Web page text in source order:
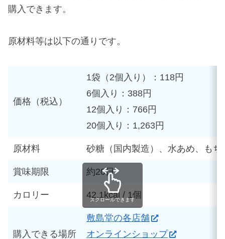
購入できます。
原材料等は以下の通りです。
価格（税込）
1袋（2個入り）：118円
6個入り：388円
12個入り：766円
20個入り：1,263円
原材料 砂糖（国内製造）、水あめ、も
賞味期限 約20日
カロリー 42.1kcal / 1個
購入できる場所
敷島堂の各店舗
オンラインショップ
スクロールできます